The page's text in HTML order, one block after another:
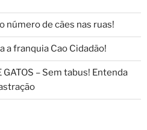
número de cães nas ruas!
a franquia Cao Cidadão!
GATOS – Sem tabus! Entenda